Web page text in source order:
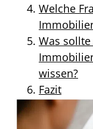
Welche
Was
wissen?
Fazit